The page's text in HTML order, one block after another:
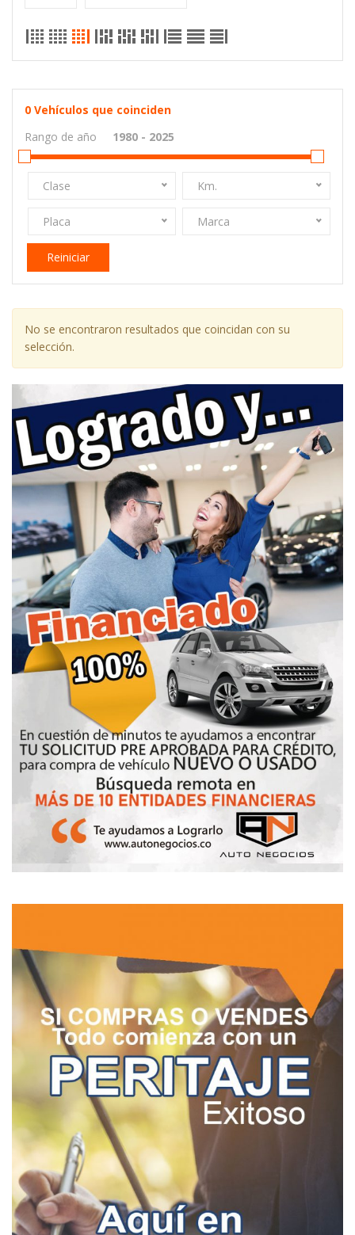
0 Vehículos que coinciden
Rango de año
Clase Km.
Placa Marca
Reiniciar
No se encontraron resultados que coincidan con su
selección.